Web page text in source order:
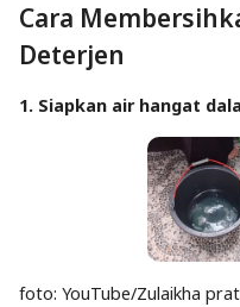
Cara
Deterjen
1. Siapkan air hangat
foto: YouTube/Zulaikha